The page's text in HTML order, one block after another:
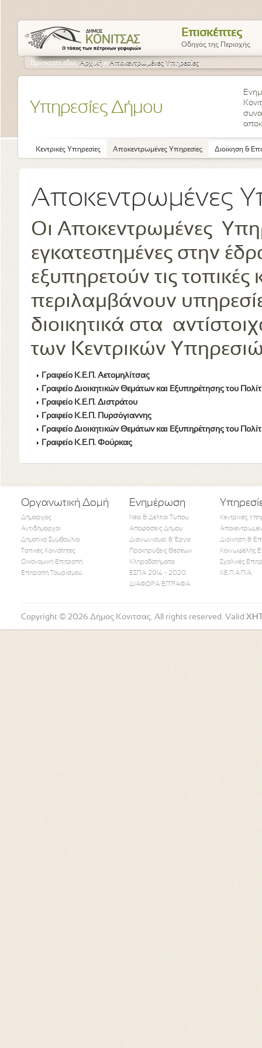
Επισκέπτες
Οδηγός της Περιοχής
Βρίσκεστε εδώ:Αρχική » Αποκεντρωμένες Υπηρεσίες
Υπηρεσίες Δήμου
Κεντρικές Υπηρεσίες Αποκεντρωμένες Υπηρεσίες Διοίκηση &
Αποκεντρωμένες
Οι Αποκεντρωμένες
εγκατεστημένες στην
εξυπηρετούν τις τοπικές
περιλαμβάνουν
διοικητικά στα
των Κεντρικών
Γραφείο Κ.Ε.Π. Αετομηλίτσας
Γραφείο Διοικητικών Θεμάτων και Εξυπηρέτησης του
Γραφείο Κ.Ε.Π. Διστράτου
Γραφείο Κ.Ε.Π. Πυρσόγιαννης
Γραφείο Διοικητικών Θεμάτων και Εξυπηρέτησης του
Γραφείο Κ.Ε.Π. Φούρκας
Οργανωτική Δομή
Δήμαρχος
Αντιδήμαρχοι
Δημοτικό Συμβούλιο
Τοπικές Κοινότητες
Οικονομική Επιτροπή
Επιτροπή Τουρισμού
Ενημέρωση
Νέα & Δελτία Τύπου
Αποφάσεις Δήμου
Διαγωνισμοί & Έργα
Προκηρύξεις Θέσεων
Κληροδοτήματα
ΕΣΠΑ 2014 - 2020
ΔΙΑΦΟΡΑ ΕΓΓΡΑΦΑ
Κεντρικές
Διοίκηση &
Κοινωφελής
Σχολικές
ΚΕ.Π.Α.Π.Α.
Follow Us
Copyright © 2026 Δήμος Κόνιτσας. All rights reserved. Valid